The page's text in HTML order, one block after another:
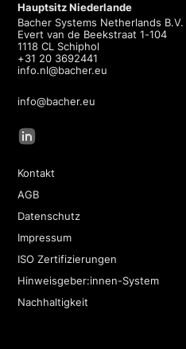
Hauptsitz Niederlande
Bacher Systems Netherlands B.V.
Evert van de Beekstraat 1-104
1118 CL Schiphol
+31 20 3692441
info.nl@bacher.eu
info@bacher.eu
Kontakt
AGB
Datenschutz
Impressum
ISO Zertifizierungen
Hinweisgeber:innen-System
Nachhaltigkeit